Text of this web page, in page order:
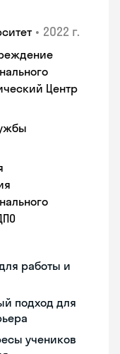
• 2022 г.
Центр
работы и
подход для
учеников